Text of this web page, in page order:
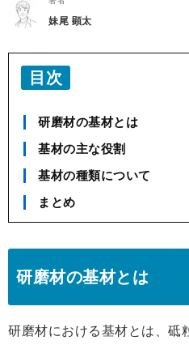
妹尾 顕太
目次
研磨材の基材とは
基材の主な役割
基材の種類について
まとめ
研磨材の基材とは
研磨材における基材とは、砥